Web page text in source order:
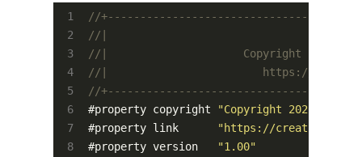
//
//|
//|                     Copyright 2020, FX-
//|                        https://creator.fx-
//
#property copyright
"Copyright 2020, FX-
#property link
"https://creator.fx-
#property version
"1.00"